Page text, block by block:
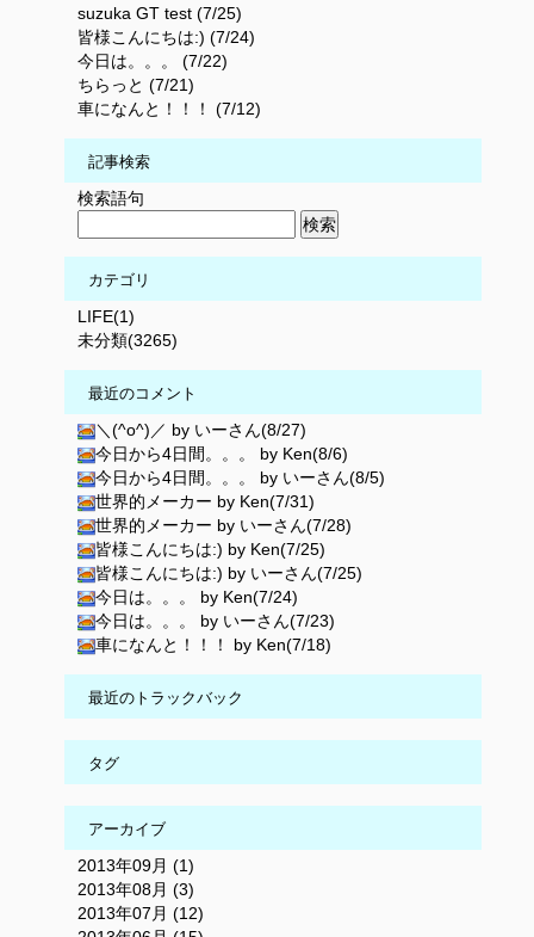
suzuka GT test (7/25)
皆様こんにちは:) (7/24)
今日は。。。 (7/22)
ちらっと (7/21)
車になんと！！！ (7/12)
記事検索
検索語句
カテゴリ
LIFE(1)
未分類(3265)
最近のコメント
＼(^o^)／ by いーさん(8/27)
今日から4日間。。。 by Ken(8/6)
今日から4日間。。。 by いーさん(8/5)
世界的メーカー by Ken(7/31)
世界的メーカー by いーさん(7/28)
皆様こんにちは:) by Ken(7/25)
皆様こんにちは:) by いーさん(7/25)
今日は。。。 by Ken(7/24)
今日は。。。 by いーさん(7/23)
車になんと！！！ by Ken(7/18)
最近のトラックバック
タグ
アーカイブ
2013年09月 (1)
2013年08月 (3)
2013年07月 (12)